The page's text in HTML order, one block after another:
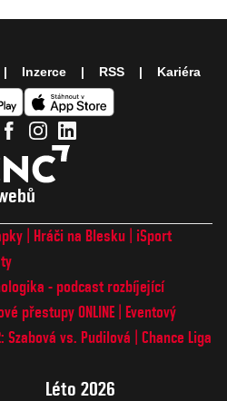
Hráči na Blesku
iSport
- podcast rozbíjející
přestupy ONLINE
Eventový
Szabová vs. Pudilová
Chance Liga
Léto 2026
Inzerce RSS Kariéra